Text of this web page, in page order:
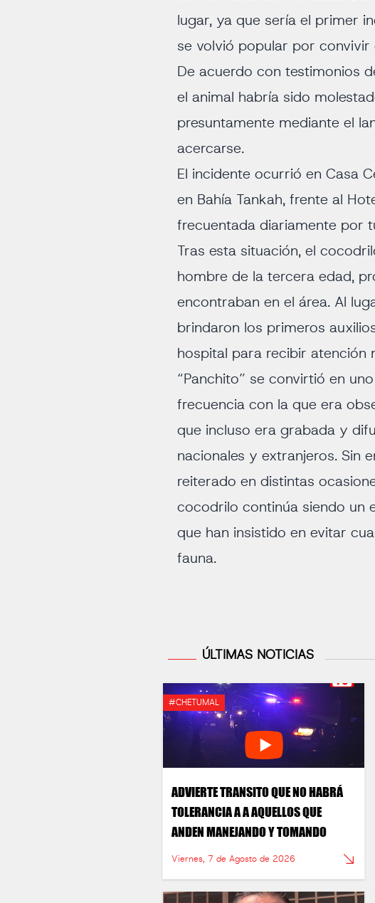
lugar, ya que sería el primer
se volvió popular por convivir
De acuerdo con testimonios
el animal habría sido
presuntamente mediante el
acercarse.
El incidente ocurrió en Casa
en Bahía Tankah, frente al
frecuentada diariamente por
Tras esta situación, el
hombre de la tercera edad,
encontraban en el área. Al
brindaron los primeros
hospital para recibir atención
“Panchito” se convirtió en
frecuencia con la que era
que incluso era grabada y
nacionales y extranjeros. Sin
reiterado en distintas
cocodrilo continúa siendo un
que han insistido en evitar
fauna.
ÚLTIMAS NOTICIAS
#CHETUMAL
ADVIERTE TRANSITO QUE NO HABRÁ
TOLERANCIA A A AQUELLOS QUE
ANDEN MANEJANDO Y TOMANDO
Viernes, 7 de Agosto de 2026